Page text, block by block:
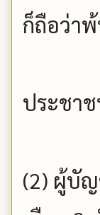
ก็ถือว่าพ้
ประชา
(2) ผู้บัญ